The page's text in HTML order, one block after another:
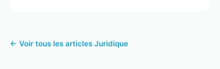
← Voir tous les articles Juridique